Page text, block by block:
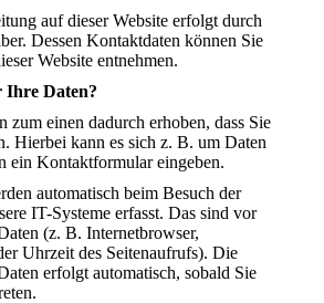
auf dieser Website erfolgt durch
Dessen Kontaktdaten können Sie
Website entnehmen.
Ihre Daten?
zum einen dadurch erhoben, dass Sie
Hierbei kann es sich z. B. um Daten
ein Kontaktformular eingeben.
automatisch beim Besuch der
IT-Systeme erfasst. Das sind vor
(z. B. Internetbrowser,
Uhrzeit des Seitenaufrufs). Die
erfolgt automatisch, sobald Sie